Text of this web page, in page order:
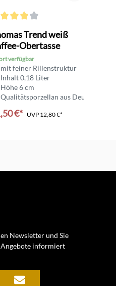
Trend weiß
Obertasse
verfügbar
mit feiner Rillenstruktur
Inhalt 0,18 Liter
Höhe 6 cm
Qualitätsporzellan aus Deutschland
€* UVP 12,80 €*
Newsletter und Sie
Angebote informiert